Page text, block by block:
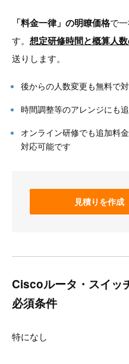
「料金一律」の明瞭価格で
す。 想定研修時間と概算人
送りします。
後からの人数変更も無料で
時間調整等のアレンジにも
オンライン研修でも追加料
対応可能です
見積りを作成
Ciscoルータ・スイッ
必須条件
特になし